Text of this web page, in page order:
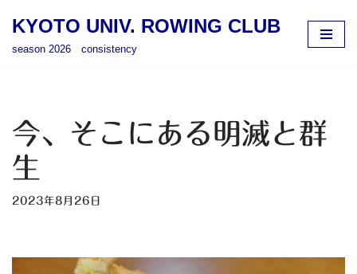
ツ
へ
ス
キ
ッ
KYOTO UNIV. ROWING CLUB
season 2026 consistency
今、そこにある明滅と群
生
2023年8月26日